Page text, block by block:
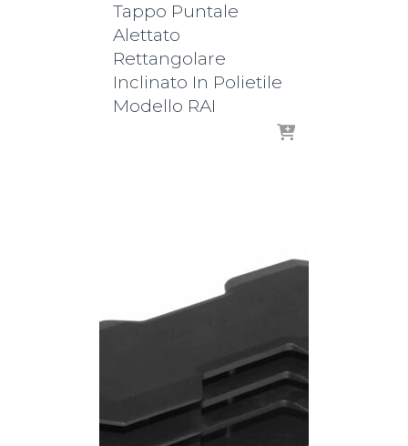
Tappo Puntale
Alettato
Rettangolare
Inclinato In Polietile
Modello RAI